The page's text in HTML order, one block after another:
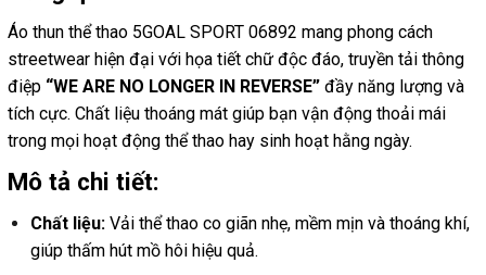
Áo thun thể thao 5GOAL SPORT 06892 mang phong cách
streetwear hiện đại với họa tiết chữ độc đáo, truyền tải thông
điệp “WE ARE NO LONGER IN REVERSE” đầy năng lượng và
tích cực. Chất liệu thoáng mát giúp bạn vận động thoải mái
trong mọi hoạt động thể thao hay sinh hoạt hằng ngày.
Mô tả chi tiết:
Chất liệu:Vải thể thao co giãn nhẹ, mềm mịn và thoáng khí,
giúp thấm hút mồ hôi hiệu quả.